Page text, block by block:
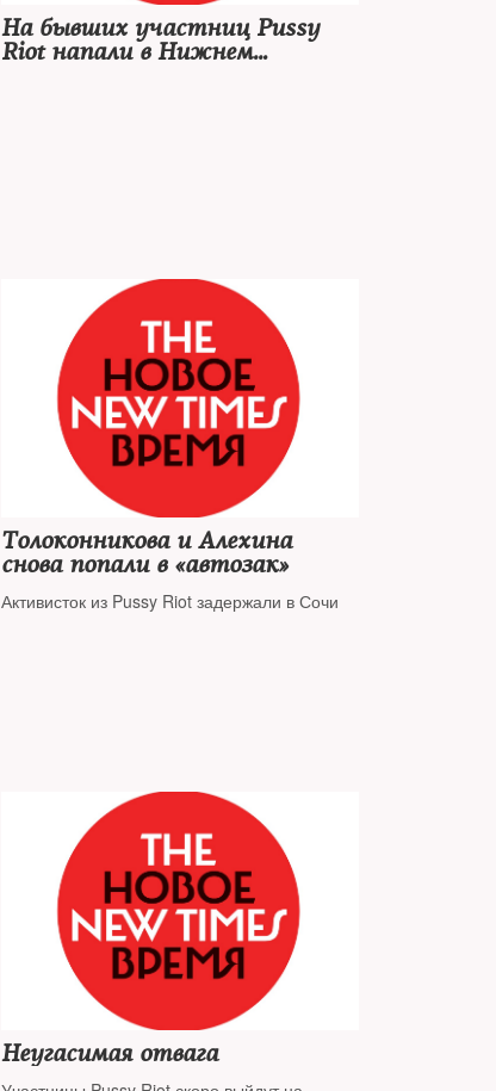
На бывших участниц Pussy
Riot напали в Нижнем
Толоконникова и Алехина
снова попали в «автозак»
Активисток из Pussy Riot задержали в Сочи
Неугасимая отвага